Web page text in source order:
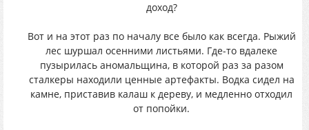
доход?
Вот и на этот раз по началу все было как всегда. Рыжий
лес шуршал осенними листьями. Где-то вдалеке
пузырилась аномальщина, в которой раз за разом
сталкеры находили ценные артефакты. Водка сидел на
камне, приставив калаш к дереву, и медленно отходил
от попойки.